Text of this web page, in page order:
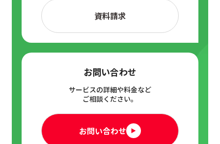
資料請求
お問い合わせ
サービスの詳細や料金など
ご相談ください。
お問い合わせ